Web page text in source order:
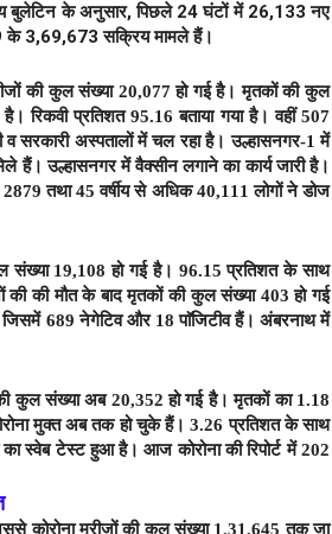
बुलेटिन के अनुसार, पिछले 24 घंटों में 26,133 नए
के 3,69,673 सक्रिय मामले हैं।
की कुल संख्या 20,077 हो गई है। मृतकों की कुल
रिकवी प्रतिशत 95.16 बताया गया है। वहीं 507
सरकारी अस्पतालों में चल रहा है। उल्हासनगर-1 में
उल्हासनगर में वैक्सीन लगाने का कार्य जारी है।
तथा 45 वर्षीय से अधिक 40,111 लोगों ने डोज
संख्या 19,108 हो गई है। 96.15 प्रतिशत के साथ
की की मौत के बादमृतकों की कुल संख्या 403 हो गई
689 नेगेटिव और 18 पाॅजिटीव हैं। अंबरनाथ में
कुल संख्या अब 20,352 हो गई है। मृतकों का 1.18
मुक्त अब तक हो चुके हैं। 3.26 प्रतिशत के साथ
स्वेब टेस्ट हुआ है। आज कोरोना की रिपोर्ट में 202
कोरोना मरीजों की कुल संख्या 1,31,645 तक जा